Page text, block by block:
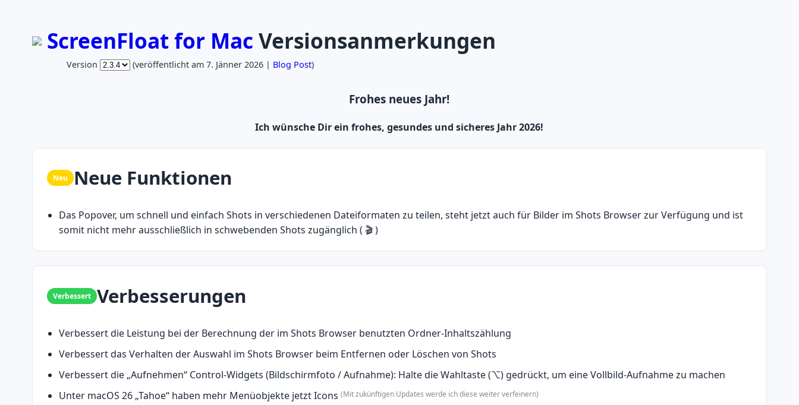
ScreenFloat for Mac Versionsanmerkungen
Version (veröffentlicht am 7. Jänner 2026 | Blog Post)
Frohes neues Jahr!
Ich wünsche Dir ein frohes, gesundes und sicheres Jahr 2026!
Neu Neue Funktionen
Das Popover, um schnell und einfach Shots in verschiedenen Dateiformaten zu teilen, steht jetzt auch für Bilder im Shots Browser zur Verfügung und ist
somit nicht mehr ausschließlich in schwebenden Shots zugänglich ( 🎬)
Verbessert Verbesserungen
Verbessert die Leistung bei der Berechnung der im Shots Browser benutzten Ordner-Inhaltszählung
Verbessert das Verhalten der Auswahl im Shots Browser beim Entfernen oder Löschen von Shots
Verbessert die „Aufnehmen“ Control-Widgets (Bildschirmfoto / Aufnahme): Halte die Wahltaste (⌥) gedrückt, um eine Vollbild-Aufnahme zu machen
Unter macOS 26 „Tahoe“ haben mehr Menüobjekte jetzt Icons (Mit zukünftigen Updates werde ich diese weiter verfeinern)